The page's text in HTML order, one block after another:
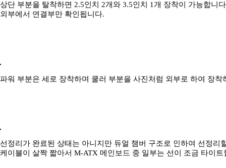
상단 부분을 탈착하면 2.5인치 2개와 3.5인치 1개 장착이 가능합니
외부에서 연결부만 확인됩니다.
파워 부분은 세로 장착하며 쿨러 부분을 사진처럼 외부로 하여 장
선정리가 완료된 상태는 아니지만 듀얼 챔버 구조로 인하여 선정리
케이블이 살짝 짧아서 M-ATX 메인보드 중 일부는 선이 조금 타이